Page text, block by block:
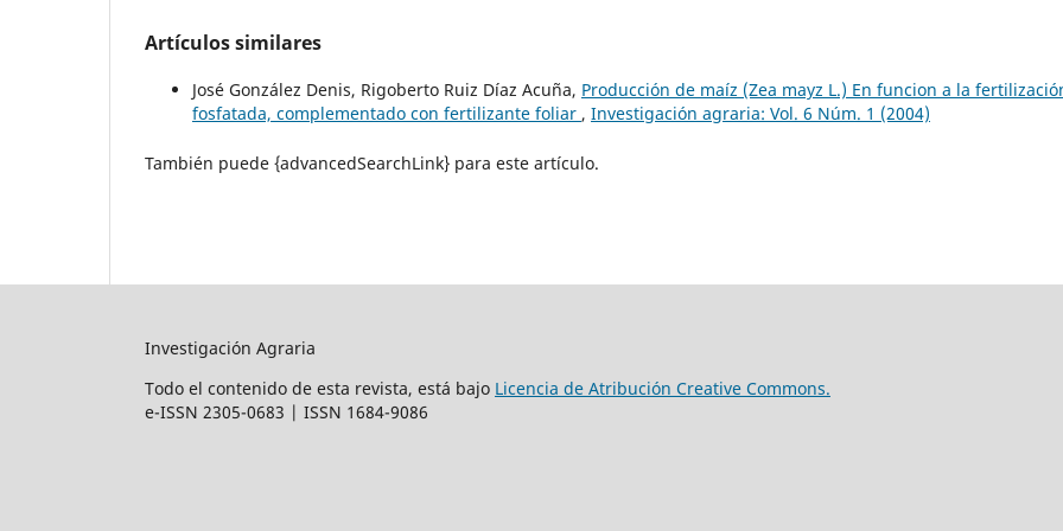
Artículos similares
José González Denis, Rigoberto Ruiz Díaz Acuña, Producción de maíz (Zea mayz L.) En funcion a la
fosfatada, complementado con fertilizante foliar , Investigación agraria: Vol. 6 Núm. 1 (2004)
También puede {advancedSearchLink} para este artículo.
Investigación Agraria
Todo el contenido de esta revista, está bajo Licencia de Atribución Creative Commons.
e-ISSN 2305-0683 | ISSN 1684-9086